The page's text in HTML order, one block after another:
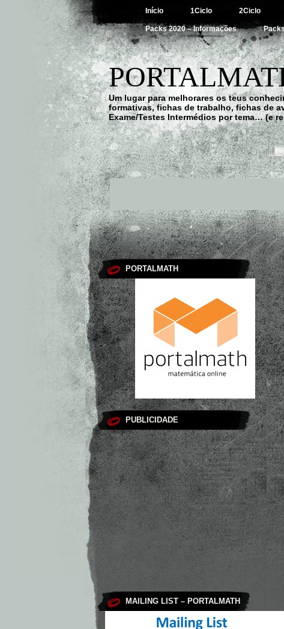
Início 1Ciclo 2Ciclo
Packs 2020 – Informações
Um lugar para melhorares os teus
formativas, fichas de trabalho, fichas de
Exame/Testes Intermédios por tema… (e
PORTALMATH
PUBLICIDADE
MAILING LIST – PORTALMATH